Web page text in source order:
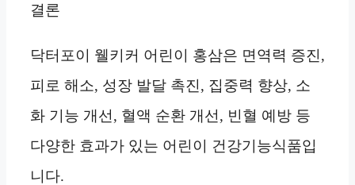
결론
닥터포이 웰키커 어린이 홍삼은 면역력 증진,
피로 해소, 성장 발달 촉진, 집중력 향상, 소
화 기능 개선, 혈액 순환 개선, 빈혈 예방 등
다양한 효과가 있는 어린이 건강기능식품입
니다.